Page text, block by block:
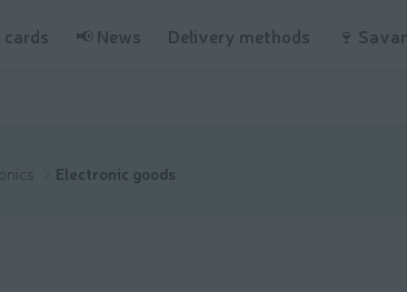
📢 News Delivery methods 🍷
Electronic goods